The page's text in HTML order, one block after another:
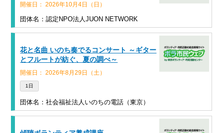
開催日： 2026年10月4日（日）
団体名：認定NPO法人JUON NETWORK
花と名曲 いのち奏でるコンサート ～ギター
とフルートが紡ぐ、夏の調べ～
開催日： 2026年8月29日（土）
1日
団体名：社会福祉法人いのちの電話（東京）